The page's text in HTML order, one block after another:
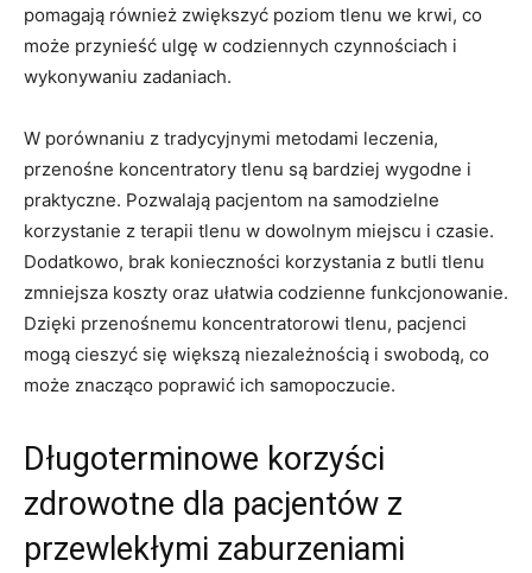
pomagają również zwiększyć poziom tlenu⁤ we krwi, co
może⁣ przynieść ulgę w codziennych czynnościach i
wykonywaniu zadaniach.
W porównaniu z tradycyjnymi ​metodami leczenia,
przenośne‍ koncentratory tlenu ⁢są bardziej wygodne i
praktyczne. Pozwalają pacjentom‌ na ⁣samodzielne
korzystanie⁤ z terapii tlenu w dowolnym miejscu i czasie.
Dodatkowo,⁢ brak konieczności​ korzystania z butli tlenu
zmniejsza koszty oraz ułatwia codzienne funkcjonowanie.
Dzięki przenośnemu koncentratorowi tlenu, ‍pacjenci
mogą cieszyć się ⁢większą niezależnością i swobodą, co
może znacząco poprawić ich samopoczucie.
Długoterminowe⁣ korzyści
zdrowotne dla⁤ pacjentów z
przewlekłymi zaburzeniami‌